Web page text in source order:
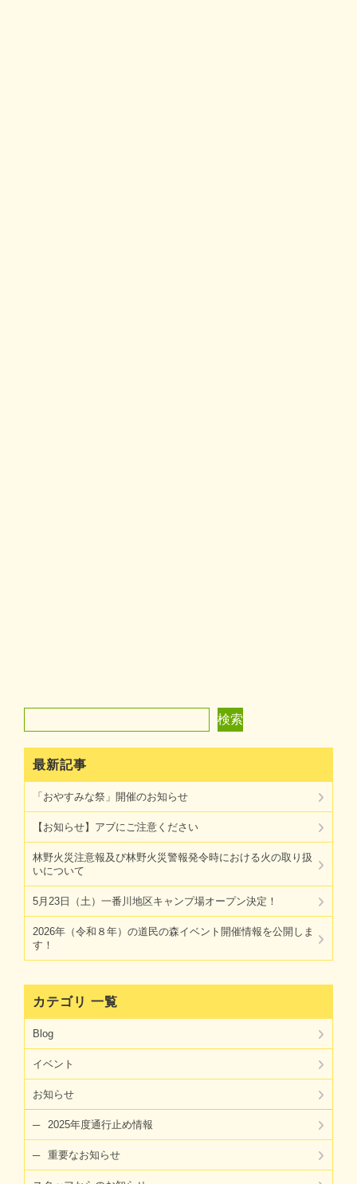
検索
最新記事
「おやすみな祭」開催のお知らせ
【お知らせ】アブにご注意ください
林野火災注意報及び林野火災警報発令時における火の取り扱
いについて
5月23日（土）一番川地区キャンプ場オープン決定！
2026年（令和８年）の道民の森イベント開催情報を公開しま
す！
カテゴリ 一覧
Blog
イベント
お知らせ
2025年度通行止め情報
重要なお知らせ